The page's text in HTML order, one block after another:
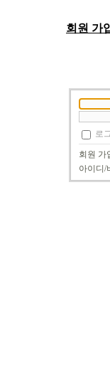
회원 가
로
회원 가
아이디/